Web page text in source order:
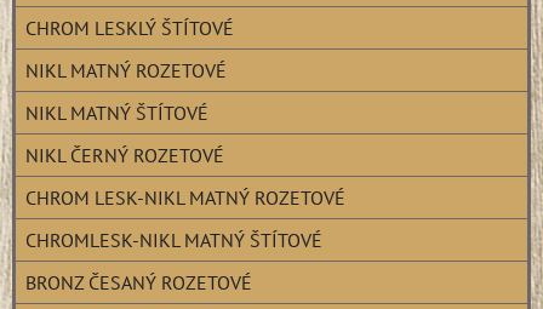
CHROM LESKLÝ ŠTÍTOVÉ
NIKL MATNÝ ROZETOVÉ
NIKL MATNÝ ŠTÍTOVÉ
NIKL ČERNÝ ROZETOVÉ
CHROM LESK-NIKL MATNÝ ROZETOVÉ
CHROMLESK-NIKL MATNÝ ŠTÍTOVÉ
BRONZ ČESANÝ ROZETOVÉ